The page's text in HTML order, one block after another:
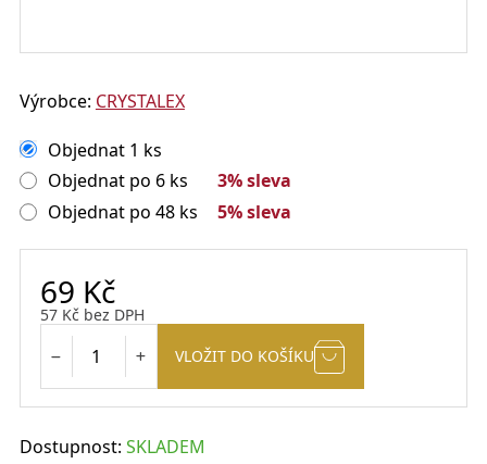
Výrobce: CRYSTALEX
Objednat 1 ks
Objednat po 6 ks
3% sleva
Objednat po 48 ks
5% sleva
69 Kč
57 Kčbez DPH
VLOŽIT DO KOŠÍKU
Dostupnost: SKLADEM